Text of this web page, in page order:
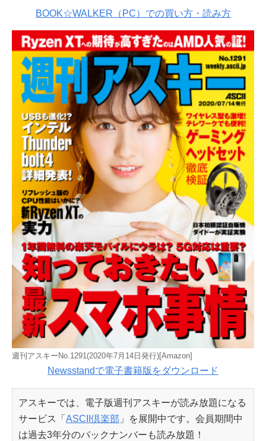
BOOK☆WALKER（PC）での買い方・読み方
週刊アスキーNo.1291(2020年7月14日発行)[Amazon]
Newsstandで電子書籍版をダウンロード
アスキーでは、電子版週刊アスキーが読み放題になる
サービス「 ASCII倶楽部 」を展開中です。会員期間中
は過去3年分のバックナンバーも読み放題！